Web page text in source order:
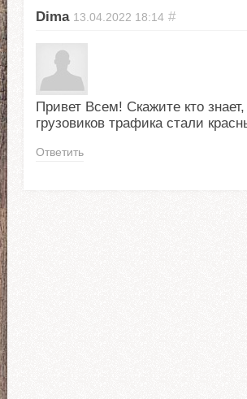
Dima 13.04.2022 18:14 #
Привет Всем! Скажите кто
грузовиков трафика стали
Ответить